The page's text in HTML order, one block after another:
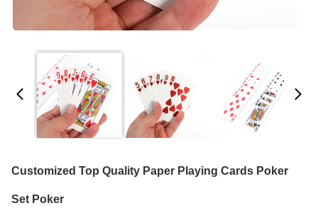
Customized Top Quality Paper Playing Cards Poker
Set Poker